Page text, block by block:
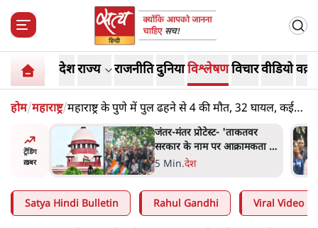
देशराज्य राजनीतिदुनियाविश्लेषणविचारवीडियो
होम/महाराष्ट्र/महाराष्ट्र के पुणे में पुल ढहने से 4 की मौत, 32 घायल, कई
लापता
ट्रेंडिंग
ख़बर
न
सुने':
जंतर मंतर प्रोटेस्ट: 'युवाओं को
प्रताड़ित किया जा रहा है, पर मोदी-
शाह में बोलने की हिम्मत नहीं'-
7 Min.देश
Satya Hindi Bulletin Rahul Gandhi Viral Video